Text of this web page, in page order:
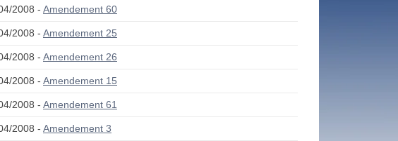
2008 - Amendement 60
2008 - Amendement 25
2008 - Amendement 26
2008 - Amendement 15
2008 - Amendement 61
2008 - Amendement 3